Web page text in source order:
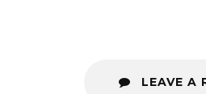
LEAVE A